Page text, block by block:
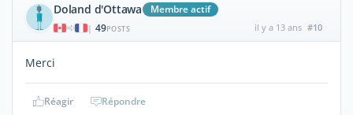
Doland d'Ottawa Membre actif
| 49POSTS il y a 13 ans #10
Merci
Réagir Répondre